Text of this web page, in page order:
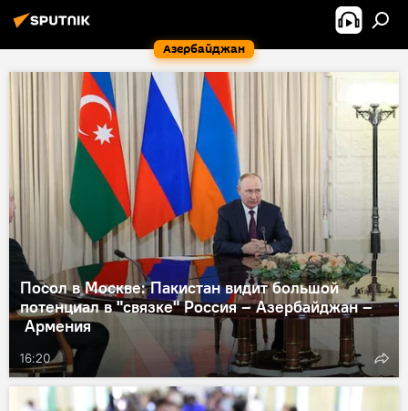
Азербайджан
Посол в Москве: Пакистан видит большой
потенциал в "связке" Россия – Азербайджан –
Армения
16:20